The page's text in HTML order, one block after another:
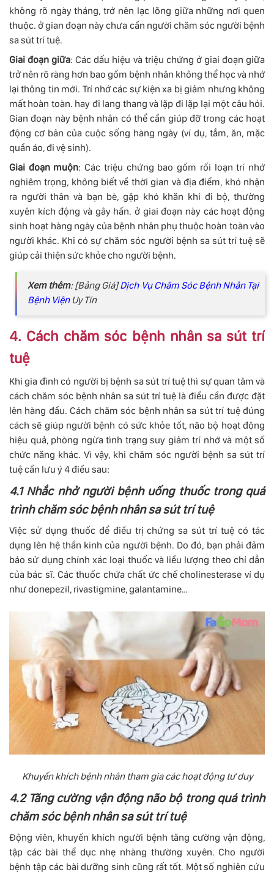
không rõ ngày tháng, trở nên lạc lõng giữa những nơi quen
thuộc. ở gian đoạn này chưa cần người chăm sóc người bệnh
sa sút trí tuệ.
Giai đoạn giữa: Các dấu hiệu và triệu chứng ở giai đoạn giữa
trở nên rõ ràng hơn bao gồm bệnh nhân không thể học và nhớ
lại thông tin mới. Trí nhớ các sự kiện xa bị giảm nhưng không
mất hoàn toàn. hay đi lang thang và lặp đi lặp lại một câu hỏi.
Gian đoạn này bệnh nhân có thể cần giúp đỡ trong các hoạt
động cơ bản của cuộc sống hàng ngày (ví dụ, tắm, ăn, mặc
quần áo, đi vệ sinh).
Giai đoạn muộn: Các triệu chứng bao gồm rối loạn trí nhớ
nghiêm trọng, không biết về thời gian và địa điểm, khó nhận
ra người thân và bạn bè, gặp khó khăn khi đi bộ, thường
xuyên kích động và gây hấn. ở giai đoạn này các hoạt động
sinh hoạt hàng ngày của bệnh nhân phụ thuộc hoàn toàn vào
người khác. Khi có sự chăm sóc người bệnh sa sút trí tuệ sẽ
giúp cải thiện sức khỏe cho người bệnh.
Xem thêm: [Bảng Giá]Dịch Vụ Chăm Sóc Bệnh Nhân Tại
Bệnh ViệnUy Tín
4. Cách chăm sóc bệnh nhân sa sút trí
tuệ
Khi gia đình có người bị bệnh sa sút trí tuệ thì sự quan tâm và
cách chăm sóc bệnh nhân sa sút trí tuệ là điều cần được đặt
lên hàng đầu. Cách chăm sóc bệnh nhân sa sút trí tuệ đúng
cách sẽ giúp người bệnh có sức khỏe tốt, não bộ hoạt động
hiệu quả, phòng ngừa tình trạng suy giảm trí nhớ và một số
chức năng khác. Vì vậy, khi chăm sóc người bệnh sa sút trí
tuệ cần lưu ý 4 điều sau:
4.1 Nhắc nhở người bệnh uống thuốc trong quá
trình chăm sóc bệnh nhân sa sút trí tuệ
Việc sử dụng thuốc để điều trị chứng sa sút trí tuệ có tác
dụng lên hệ thần kinh của người bệnh. Do đó, bạn phải đảm
bảo sử dụng chính xác loại thuốc và liều lượng theo chỉ dẫn
của bác sĩ. Các thuốc chứa chất ức chế cholinesterase ví dụ
như donepezil, rivastigmine, galantamine…
Khuyến khích bệnh nhân tham gia các hoạt động tư duy
4.2 Tăng cường vận động não bộ trong quá trình
chăm sóc bệnh nhân sa sút trí tuệ
Động viên, khuyến khích người bệnh tăng cường vận động,
tập các bài thể dục nhẹ nhàng thường xuyên. Cho người
bệnh tập các bài dưỡng sinh cũng rất tốt. Một số nghiên cứu